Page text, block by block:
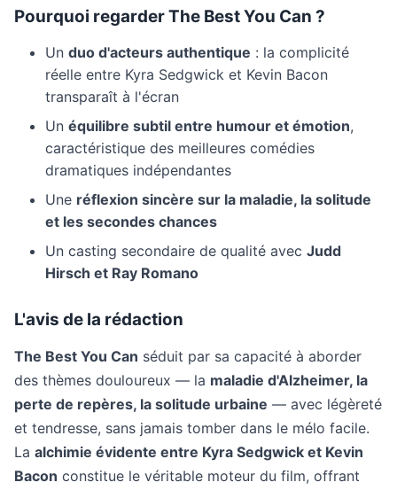
Pourquoi regarder The Best You Can ?
Un duo d'acteurs authentique : la complicité
réelle entre Kyra Sedgwick et Kevin Bacon
transparaît à l'écran
Un équilibre subtil entre humour et émotion,
caractéristique des meilleures comédies
dramatiques indépendantes
Une réflexion sincère sur la maladie, la solitude
et les secondes chances
Un casting secondaire de qualité avec Judd
Hirsch et Ray Romano
L'avis de la rédaction
The Best You Can séduit par sa capacité à aborder
des thèmes douloureux — la maladie d'Alzheimer, la
perte de repères, la solitude urbaine — avec légèreté
et tendresse, sans jamais tomber dans le mélo facile.
La alchimie évidente entre Kyra Sedgwick et Kevin
Bacon constitue le véritable moteur du film, offrant